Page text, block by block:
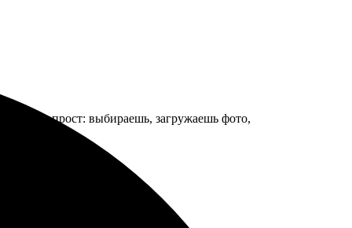
прост: выбираешь, загружаешь фото,